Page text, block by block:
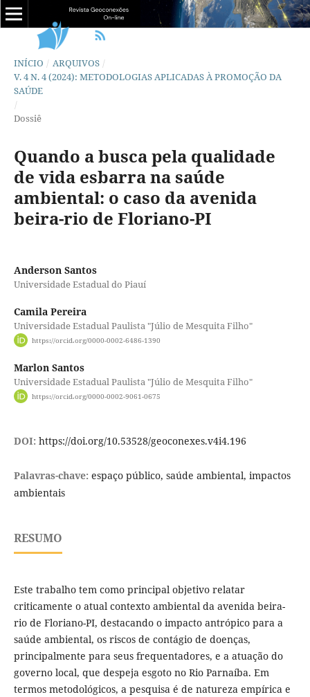
INÍCIO / ARQUIVOS /
V. 4 N. 4 (2024): METODOLOGIAS APLICADAS À PROMOÇÃO DA
SAÚDE
/
Dossiê
Quando a busca pela qualidade
de vida esbarra na saúde
ambiental: o caso da avenida
beira-rio de Floriano-PI
Anderson Santos
Universidade Estadual do Piauí
Camila Pereira
Universidade Estadual Paulista "Júlio de Mesquita Filho"
https://orcid.org/0000-0002-6486-1390
Marlon Santos
Universidade Estadual Paulista "Júlio de Mesquita Filho"
https://orcid.org/0000-0002-9061-0675
DOI: https://doi.org/10.53528/geoconexes.v4i4.196
Palavras-chave: espaço público, saúde ambiental, impactos
ambientais
RESUMO
Este trabalho tem como principal objetivo relatar
criticamente o atual contexto ambiental da avenida beira-
rio de Floriano-PI, destacando o impacto antrópico para a
saúde ambiental, os riscos de contágio de doenças,
principalmente para seus frequentadores, e a atuação do
governo local, que despeja esgoto no Rio Parnaíba. Em
termos metodológicos, a pesquisa é de natureza empírica e